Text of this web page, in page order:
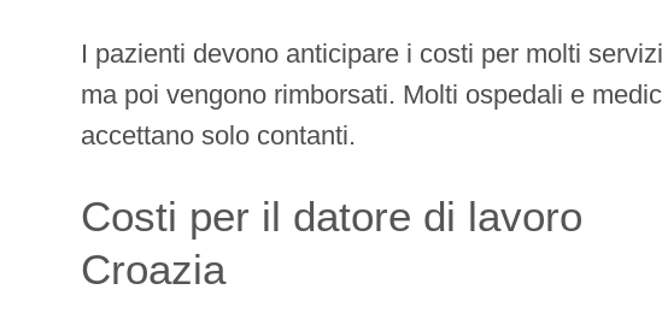
I pazienti devono anticipare i costi per molti
ma poi vengono rimborsati. Molti ospedali e
accettano solo contanti.
Costi per il datore di lavoro
Croazia